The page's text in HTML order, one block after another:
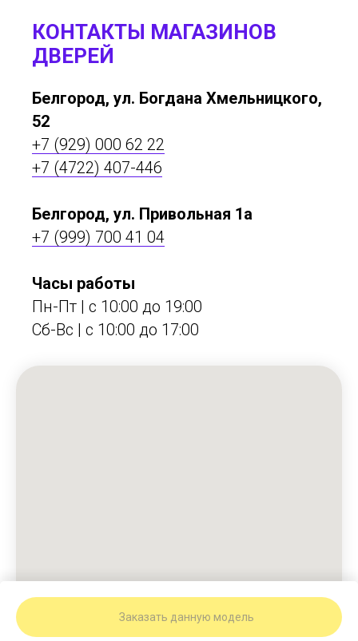
Заказать данную модель
КОНТАКТЫ МАГАЗИНОВ
ДВЕРЕЙ
Белгород, ул. Богдана Хмельницкого,
52
+7 (929) 000 62 22
+7 (4722) 407-446
Белгород, ул. Привольная 1а
+7 (999) 700 41 04
Часы работы
Пн-Пт | с 10:00 до 19:00
Сб-Вс | c 10:00 до 17:00